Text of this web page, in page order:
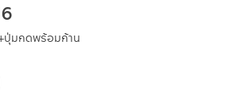
ปุ่มกดพร้อมก้าน